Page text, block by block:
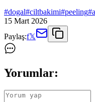
#dogal#ciltbakimi#peeling#
15 Mart 2026
Paylaş:f𝕏
Yorumlar: